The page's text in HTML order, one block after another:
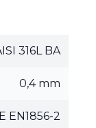
316L BA
0,4 mm
EN1856-2